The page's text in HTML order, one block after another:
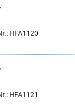
HFA1120
HFA1121